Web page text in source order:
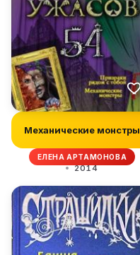
Механические монстры
ЕЛЕНА АРТАМОНОВА
2014